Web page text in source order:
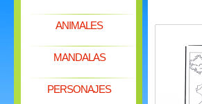
ANIMALES
MANDALAS
PERSONAJES